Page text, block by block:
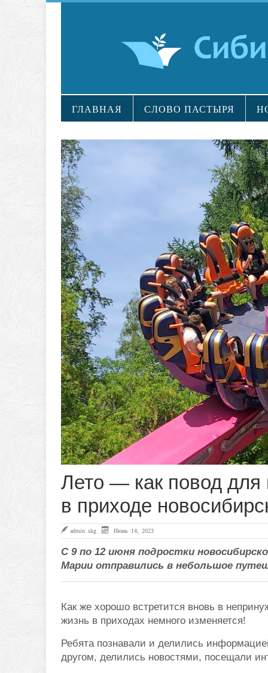
ГЛАВНАЯ СЛОВО ПАСТЫРЯ
Лето — как повод для
в приходе
admin skg Июнь 14, 2023
С 9 по 12 июня подростки
Марии отправились в небольшое
Как же хорошо встретится вновь в
жизнь в приходах немного изменяется!
Ребята познавали и делились
другом, делились новостями, посещали